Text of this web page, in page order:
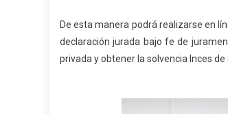
De esta manera podrá realizarse en
declaración jurada bajo fe de
privada y obtener la solvencia Inces